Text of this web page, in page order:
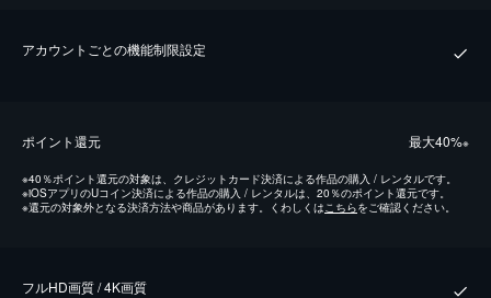
アカウントごとの機能制限設定
ポイント還元 最⼤40%※
※40％ポイント還元の対象は、クレジットカード決済による作品の購入 / レンタルです。
※iOSアプリのUコイン決済による作品の購入 / レンタルは、20％のポイント還元です。
※還元の対象外となる決済方法や商品があります。くわしくはこちらをご確認ください。
フルHD画質 / 4K画質